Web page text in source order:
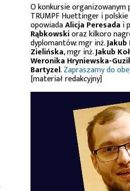
O konkursie organizowanym
TRUMPF Huettinger i
opowiadaAlicja Peresada i
Rąbkowskioraz kilkoro
dyplomantów: mgr inż.
Zielińska, mgr inż.Jakub
Weronika Hryniewska-
Bartyzel.Zapraszamy do
[materiał redakcyjny]